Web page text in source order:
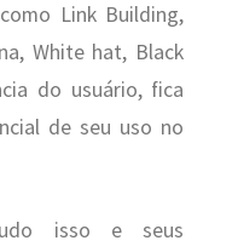
Link Building,
White hat, Black
do usuário, fica
de seu uso no
isso e seus